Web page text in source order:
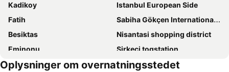
Kadikoy
Istanbul European Side
Fatih
Sabiha Gökçen Internationale lufthavn
Besiktas
Nisantasi shopping district
Eminonu
Sirkeci togstation
Den blå Moske (Sultanahmet) Istanbul Anatolian Side
Oplysninger om overnatningsstedet